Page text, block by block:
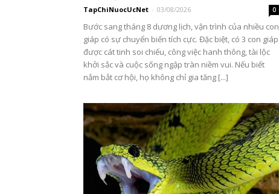
TapChiNuocUcNet - 03/08/2026 0
Bước sang tháng 8 dương lịch, vận trình của nhiều con
giáp có sự chuyển biến tích cực. Đặc biệt, có 3 con giáp
được cát tinh soi chiếu, công việc hanh thông, tài lộc
khởi sắc và cuộc sống ngập tràn niềm vui. Nếu biết
nắm bắt cơ hội, họ không chỉ gia tăng [...]